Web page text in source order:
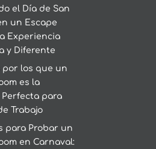
el Día de San
un Escape
Experiencia
y Diferente
por los que un
es la
para
Trabajo
para Probar un
en Carnaval: